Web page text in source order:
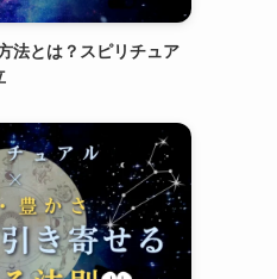
法とは？スピリチュア